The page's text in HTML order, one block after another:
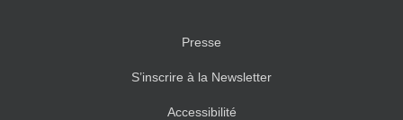
Presse
S’inscrire à la Newsletter
Accessibilité